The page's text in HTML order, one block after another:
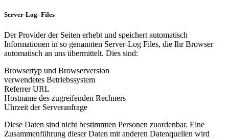
Server-Log- Files
Der Provider der Seiten erhebt und speichert automatisch
Informationen in so genannten Server-Log Files, die Ihr Browser
automatisch an uns übermittelt. Dies sind:
Browsertyp und Browserversion
verwendetes Betriebssystem
Referrer URL
Hostname des zugreifenden Rechners
Uhrzeit der Serveranfrage
Diese Daten sind nicht bestimmten Personen zuordenbar. Eine
Zusammenführung dieser Daten mit anderen Datenquellen wird